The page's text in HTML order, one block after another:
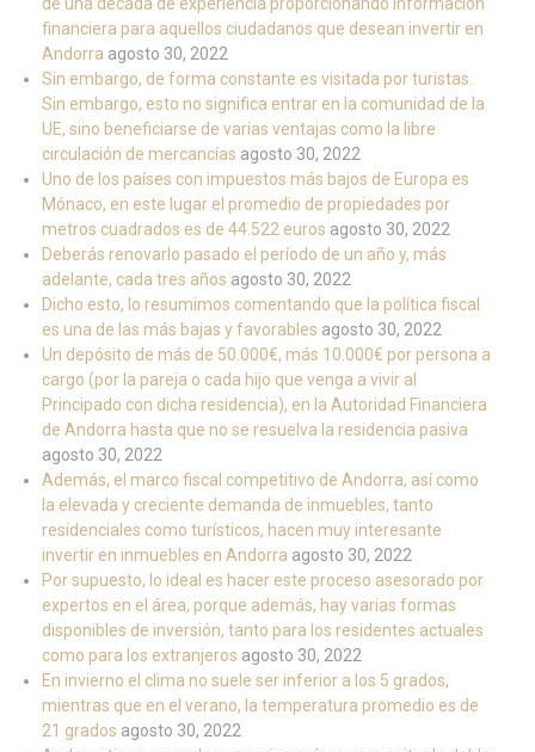
financiera para aquellos ciudadanos que desean invertir en
Andorra agosto 30, 2022
Sin embargo, de forma constante es visitada por turistas.
Sin embargo, esto no significa entrar en la comunidad de la
UE, sino beneficiarse de varias ventajas como la libre
circulación de mercancías agosto 30, 2022
Uno de los países con impuestos más bajos de Europa es
Mónaco, en este lugar el promedio de propiedades por
metros cuadrados es de 44.522 euros agosto 30, 2022
Deberás renovarlo pasado el período de un año y, más
adelante, cada tres años agosto 30, 2022
Dicho esto, lo resumimos comentando que la política fiscal
es una de las más bajas y favorables agosto 30, 2022
Un depósito de más de 50.000€, más 10.000€ por persona a
cargo (por la pareja o cada hijo que venga a vivir al
Principado con dicha residencia), en la Autoridad Financiera
de Andorra hasta que no se resuelva la residencia pasiva
agosto 30, 2022
Además, el marco fiscal competitivo de Andorra, así como
la elevada y creciente demanda de inmuebles, tanto
residenciales como turísticos, hacen muy interesante
invertir en inmuebles en Andorra agosto 30, 2022
Por supuesto, lo ideal es hacer este proceso asesorado por
expertos en el área, porque además, hay varias formas
disponibles de inversión, tanto para los residentes actuales
como para los extranjeros agosto 30, 2022
En invierno el clima no suele ser inferior a los 5 grados,
mientras que en el verano, la temperatura promedio es de
21 grados agosto 30, 2022